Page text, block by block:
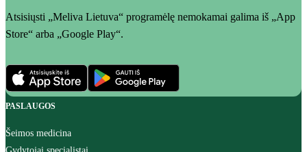
Atsisiųsti „Meliva Lietuva“ programėlę nemokamai galima iš „App
Store“ arba „Google Play“.
PASLAUGOS
Šeimos medicina